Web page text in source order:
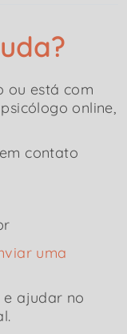
ou está com
online,
contato
uma
ajudar no